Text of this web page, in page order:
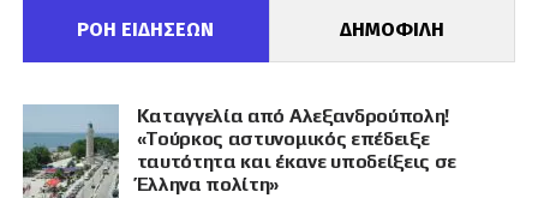
ΡΟΗ ΕΙΔΗΣΕΩΝ ΔΗΜΟΦΙΛΗ
Καταγγελία από Αλεξανδρούπολη!
«Τούρκος αστυνομικός επέδειξε
ταυτότητα και έκανε υποδείξεις σε
Έλληνα πολίτη»